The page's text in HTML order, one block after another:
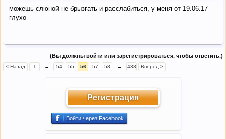
Если нет вынужден буду обратиться в полицию.Уже
15.07.2017 не меняеться с 24.06.2017
можешь слюной не брызгать и расслабиться, у меня от 19.06.17
глухо
(Вы должны войти или зарегистрироваться, чтобы ответить.)
< Назад 1 ← 54 55 56 57 58 → 433 Вперёд >
Регистрация
Войти через Facebook